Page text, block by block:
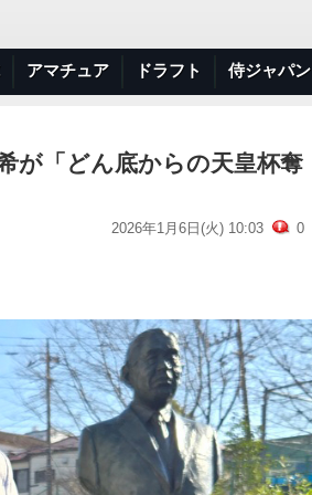
アマチュア ドラフト 侍ジャパン
が「どん底からの天皇杯奪
2026年1月6日(火) 10:03 0